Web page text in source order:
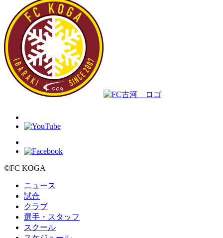
©FC KOGA
ニュース
試合
クラブ
選手・スタッフ
スクール